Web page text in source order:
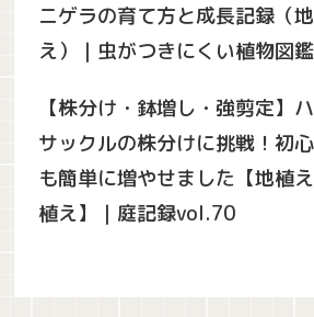
ニゲラの育て方と成長記録（
え）｜虫がつきにくい植物図
【株分け・鉢増し・強剪定】
サックルの株分けに挑戦！初
も簡単に増やせました【地植
植え】｜庭記録vol.70